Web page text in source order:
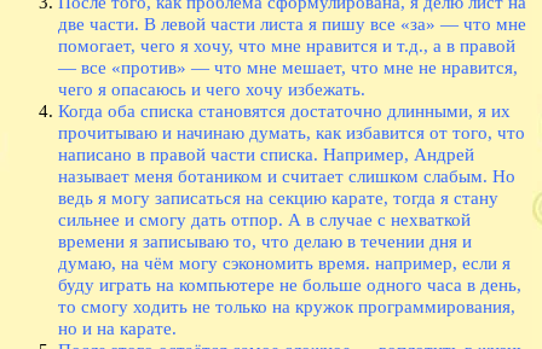
две части. В левой части листа я пишу все «за» — что мне
помогает, чего я хочу, что мне нравится и т.д., а в правой
— все «против» — что мне мешает, что мне не нравится,
чего я опасаюсь и чего хочу избежать.
Когда оба списка становятся достаточно длинными, я их
прочитываю и начинаю думать, как избавится от того, что
написано в правой части списка. Например, Андрей
называет меня ботаником и считает слишком слабым. Но
ведь я могу записаться на секцию карате, тогда я стану
сильнее и смогу дать отпор. А в случае с нехваткой
времени я записываю то, что делаю в течении дня и
думаю, на чём могу сэкономить время. например, если я
буду играть на компьютере не больше одного часа в день,
то смогу ходить не только на кружок программирования,
но и на карате.